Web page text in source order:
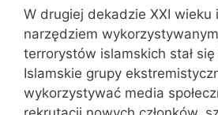
W drugiej dekadzie XXI wieku
narzędziem
terrorystów islamskich stał
Islamskie grupy
wykorzystywać media